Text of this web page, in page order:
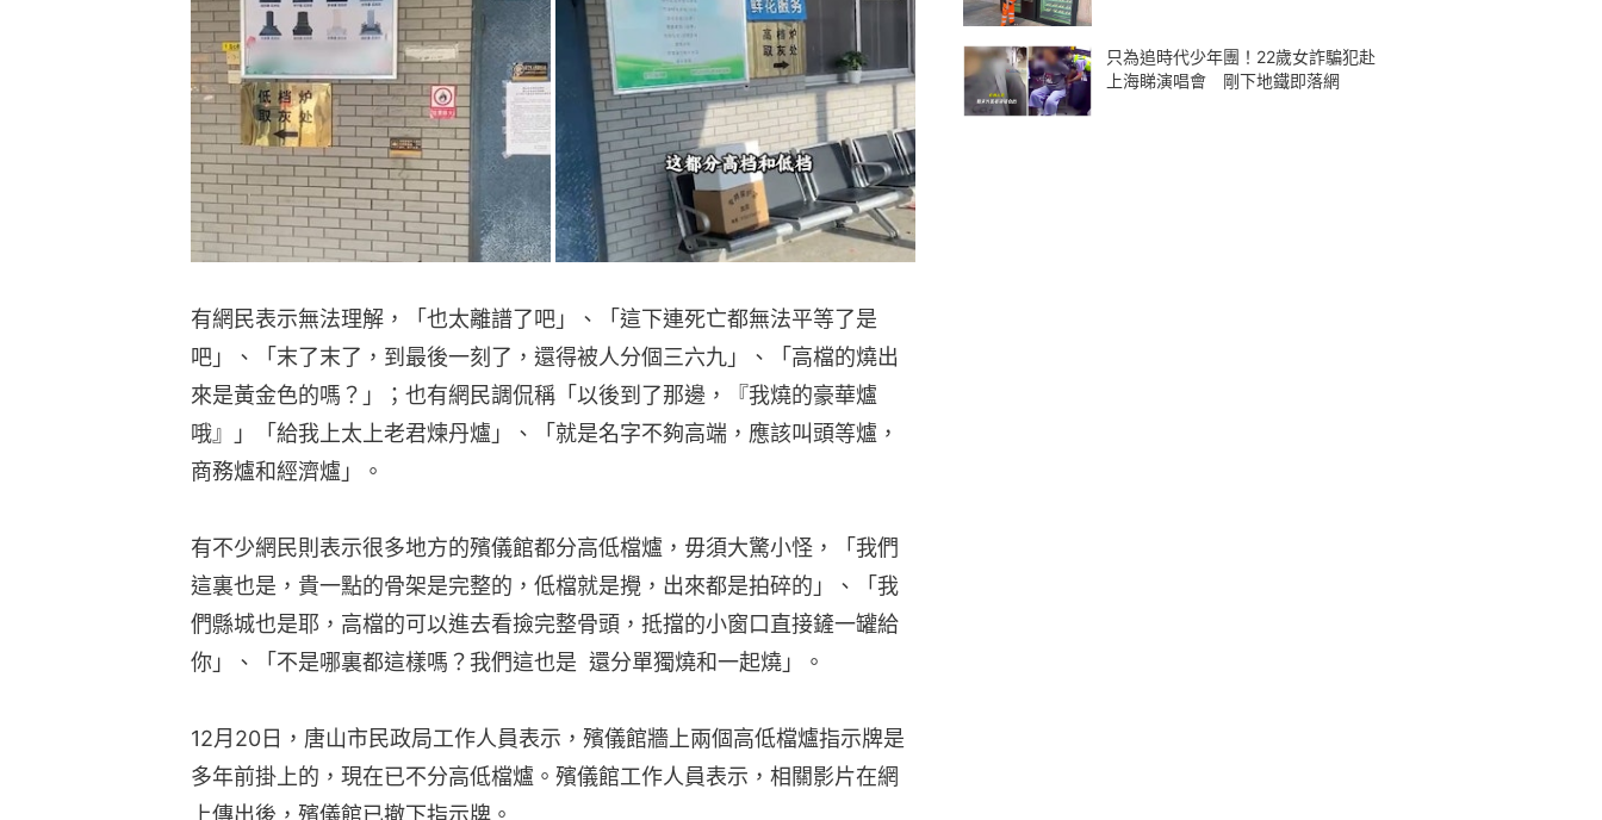
有網民表示無法理解，「也太離譜了吧」、「這下連死亡都無法平等了是
吧」、「末了末了，到最後一刻了，還得被人分個三六九」、「高檔的燒出
來是黃金色的嗎？」；也有網民調侃稱「以後到了那邊，『我燒的豪華爐
哦』」「給我上太上老君煉丹爐」、「就是名字不夠高端，應該叫頭等爐，
商務爐和經濟爐」。
有不少網民則表示很多地方的殯儀館都分高低檔爐，毋須大驚小怪，「我們
這裏也是，貴一點的骨架是完整的，低檔就是攪，出來都是拍碎的」、「我
們縣城也是耶，高檔的可以進去看撿完整骨頭，抵擋的小窗口直接鏟一罐給
你」、「不是哪裏都這樣嗎？我們這也是  還分單獨燒和一起燒」。
12月20日，唐山市民政局工作人員表示，殯儀館牆上兩個高低檔爐指示牌是
多年前掛上的，現在已不分高低檔爐。殯儀館工作人員表示，相關影片在網
上傳出後，殯儀館已撤下指示牌。
只為追時代少年團！22歲女詐騙犯赴
上海睇演唱會 剛下地鐵即落網